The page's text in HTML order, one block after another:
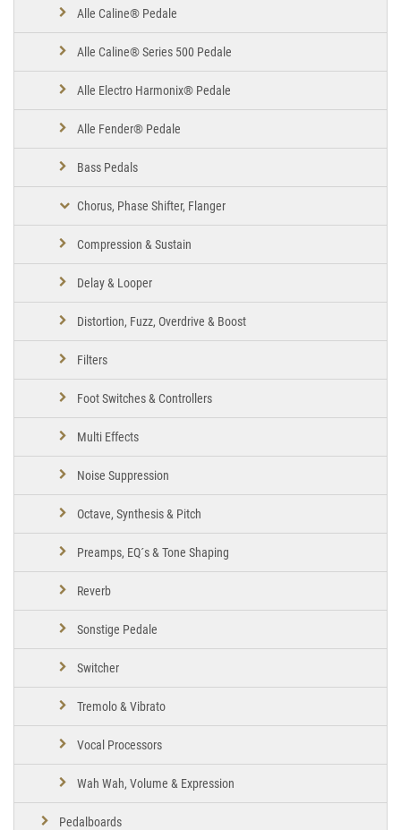
Alle Caline® Pedale
Alle Caline® Series 500 Pedale
Alle Electro Harmonix® Pedale
Alle Fender® Pedale
Bass Pedals
Chorus, Phase Shifter, Flanger
Compression & Sustain
Delay & Looper
Distortion, Fuzz, Overdrive & Boost
Filters
Foot Switches & Controllers
Multi Effects
Noise Suppression
Octave, Synthesis & Pitch
Preamps, EQ´s & Tone Shaping
Reverb
Sonstige Pedale
Switcher
Tremolo & Vibrato
Vocal Processors
Wah Wah, Volume & Expression
Pedalboards